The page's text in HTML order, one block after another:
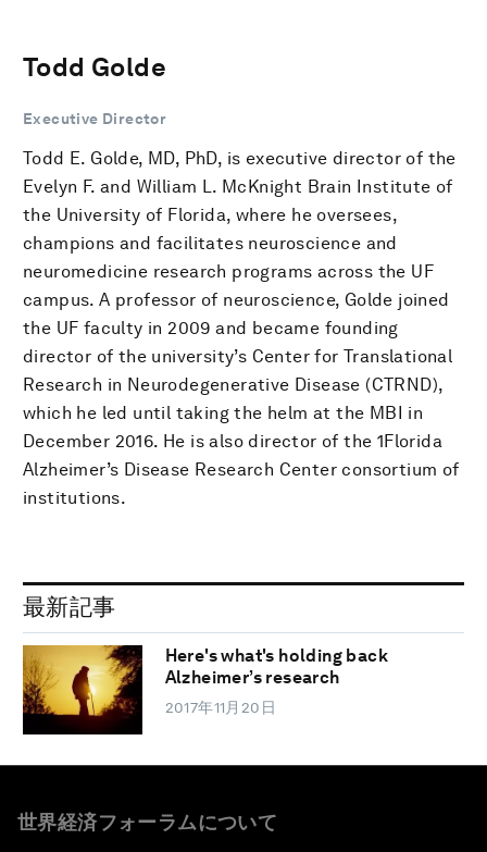
Todd Golde
Executive Director
Todd E. Golde, MD, PhD, is executive director of the
Evelyn F. and William L. McKnight Brain Institute of
the University of Florida, where he oversees,
champions and facilitates neuroscience and
neuromedicine research programs across the UF
campus. A professor of neuroscience, Golde joined
the UF faculty in 2009 and became founding
director of the university’s Center for Translational
Research in Neurodegenerative Disease (CTRND),
which he led until taking the helm at the MBI in
December 2016. He is also director of the 1Florida
Alzheimer’s Disease Research Center consortium of
institutions.
最新記事
Here's what's holding back
Alzheimer’s research
2017年11月20日
世界経済フォーラムについて